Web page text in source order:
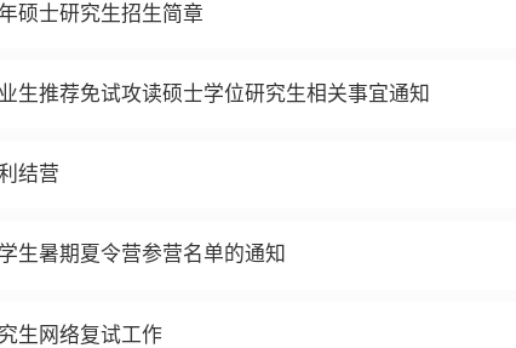
硕士研究生招生简章
生推荐免试攻读硕士学位研究生相关事宜通知
结营
生暑期夏令营参营名单的通知
生网络复试工作